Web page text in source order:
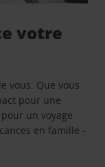
votre
vous. Que vous
pour une
un voyage
en famille -